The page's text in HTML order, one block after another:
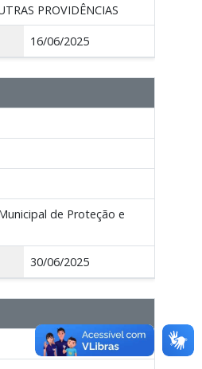
PROVIDÊNCIAS
16/06/2025
de Proteção e
30/06/2025